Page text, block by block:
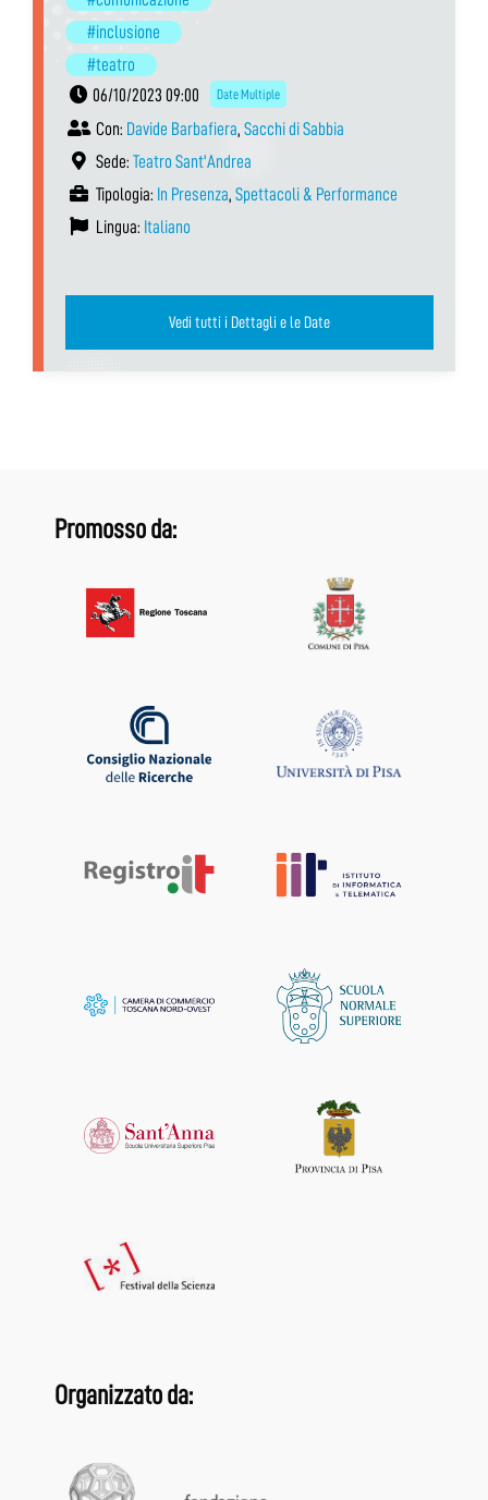
#inclusione
#teatro
06/10/2023 09:00
Date Multiple
Con: Davide Barbafiera, Sacchi di Sabbia
Sede: Teatro Sant'Andrea
Tipologia: In Presenza, Spettacoli & Performance
Lingua: Italiano
Vedi tutti i Dettagli e le Date
Promosso da:
Organizzato da: